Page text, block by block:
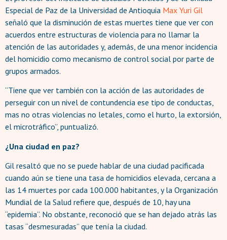
Especial de Paz de la Universidad de Antioquia Max Yuri Gil
señaló que la disminución de estas muertes tiene que ver con
acuerdos entre estructuras de violencia para no llamar la
atención de las autoridades y, además, de una menor incidencia
del homicidio como mecanismo de control social por parte de
grupos armados.
“Tiene que ver también con la acción de las autoridades de
perseguir con un nivel de contundencia ese tipo de conductas,
mas no otras violencias no letales, como el hurto, la extorsión,
el microtráfico”, puntualizó.
¿Una ciudad en paz?
Gil resaltó que no se puede hablar de una ciudad pacificada
cuando aún se tiene una tasa de homicidios elevada, cercana a
las 14 muertes por cada 100.000 habitantes, y la Organización
Mundial de la Salud refiere que, después de 10, hay una
“epidemia”. No obstante, reconoció que se han dejado atrás las
tasas “desmesuradas” que tenía la ciudad.